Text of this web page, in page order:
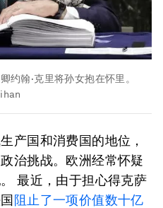
约翰·克里将孙女抱在怀里。
产国和消费国的地位，
治挑战。欧洲经常怀疑
最近，由于担心得克萨
阻止了一项价值数十亿